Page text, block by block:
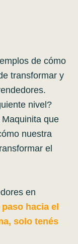
de cómo
transformar y
nivel?
que
nuestra
el
en
hacia el
solo tenés